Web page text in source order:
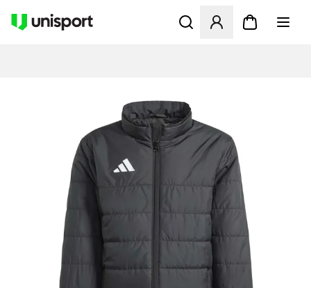
Åbner en Modal til at